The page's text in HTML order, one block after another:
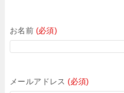
お名前 (必須)
メールアドレス (必須)